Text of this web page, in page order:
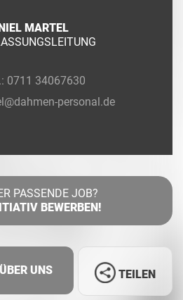
MARTEL
0711 34067630
personal.de
PASSENDE JOB?
BEWERBEN!
ÜBER UNS TEILEN